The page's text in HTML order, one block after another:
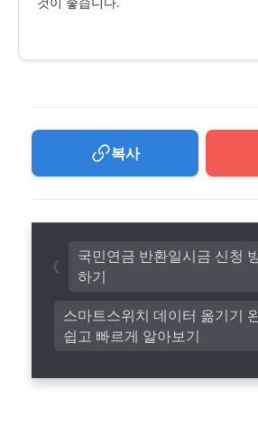
복사
스마트스위치 데이터 옮기기
쉽고 빠르게 알아보기
국민연금 반환일시금 신청
하기